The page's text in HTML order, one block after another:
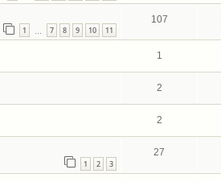
1 7 8 9 10 11
107
1
2
2
1 2 3
27